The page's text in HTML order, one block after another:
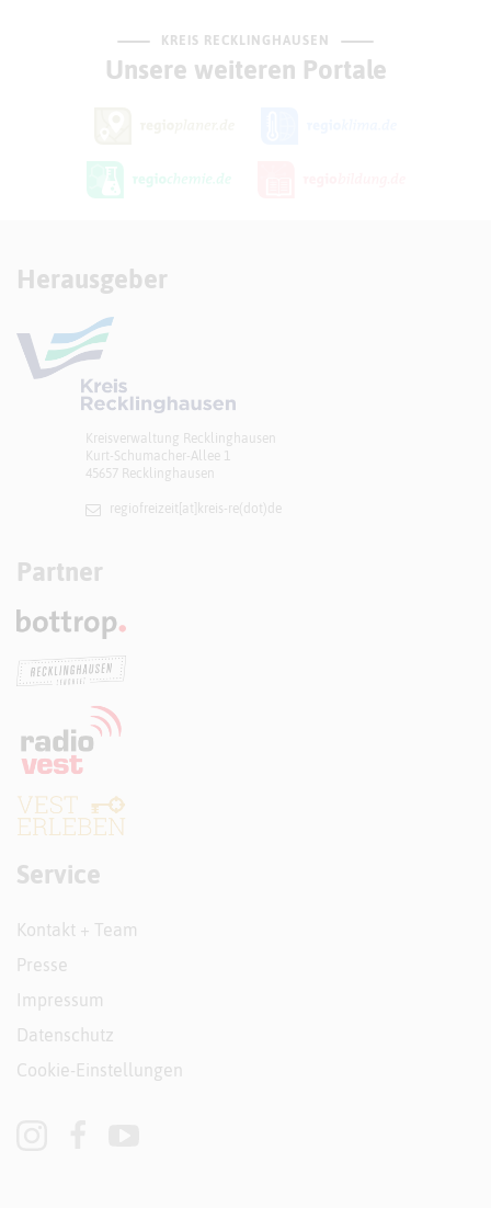
KREIS RECKLINGHAUSEN
Unsere weiteren Portale
Herausgeber
Kreisverwaltung Recklinghausen
Kurt-Schumacher-Allee 1
45657 Recklinghausen
regiofreizeit[at]​kreis-re(dot)de
Partner
Service
Kontakt + Team
Presse
Impressum
Datenschutz
Cookie-Einstellungen